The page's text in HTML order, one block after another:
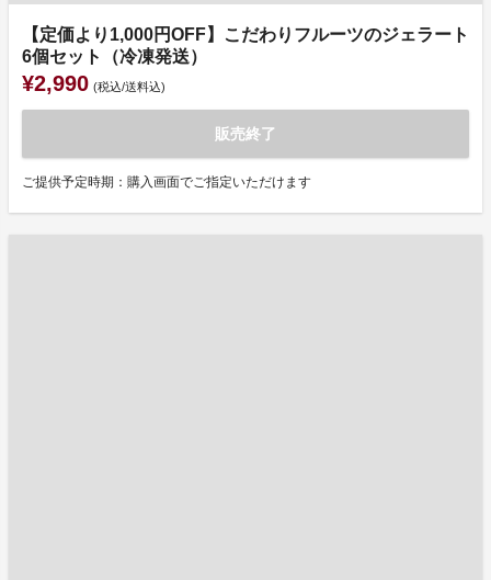
【定価より1,000円OFF】こだわりフルーツのジェラート
6個セット（冷凍発送）
¥2,990 (税込/送料込)
販売終了
ご提供予定時期：購入画面でご指定いただけます